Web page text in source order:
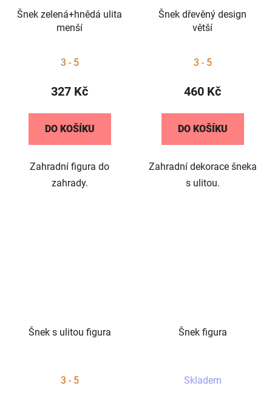
Šnek zelená+hnědá ulita
menší
3 - 5
327 Kč
DO KOŠÍKU
Zahradní figura do
zahrady.
Šnek dřevěný design
větší
3 - 5
460 Kč
DO KOŠÍKU
Zahradní dekorace šneka
s ulitou.
Šnek s ulitou figura
3 - 5
Šnek figura
Skladem